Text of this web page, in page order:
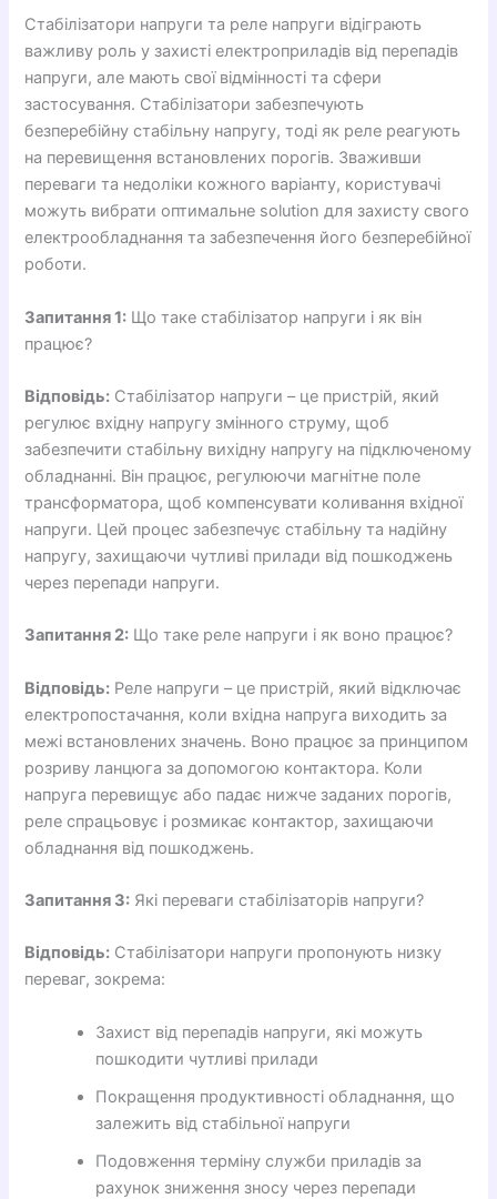
Стабілізатори напруги та реле напруги відіграють
важливу роль у захисті електроприладів від перепадів
напруги, але мають свої відмінності та сфери
застосування. Стабілізатори забезпечують
безперебійну стабільну напругу, тоді як реле реагують
на перевищення встановлених порогів. Зваживши
переваги та недоліки кожного варіанту, користувачі
можуть вибрати оптимальне solution для захисту свого
електрообладнання та забезпечення його безперебійної
роботи.
Запитання 1: Що таке стабілізатор напруги і як він
працює?
Відповідь: Стабілізатор напруги – це пристрій, який
регулює вхідну напругу змінного струму, щоб
забезпечити стабільну вихідну напругу на підключеному
обладнанні. Він працює, регулюючи магнітне поле
трансформатора, щоб компенсувати коливання вхідної
напруги. Цей процес забезпечує стабільну та надійну
напругу, захищаючи чутливі прилади від пошкоджень
через перепади напруги.
Запитання 2: Що таке реле напруги і як воно працює?
Відповідь: Реле напруги – це пристрій, який відключає
електропостачання, коли вхідна напруга виходить за
межі встановлених значень. Воно працює за принципом
розриву ланцюга за допомогою контактора. Коли
напруга перевищує або падає нижче заданих порогів,
реле спрацьовує і розмикає контактор, захищаючи
обладнання від пошкоджень.
Запитання 3: Які переваги стабілізаторів напруги?
Відповідь: Стабілізатори напруги пропонують низку
переваг, зокрема:
Захист від перепадів напруги, які можуть
пошкодити чутливі прилади
Покращення продуктивності обладнання, що
залежить від стабільної напруги
Подовження терміну служби приладів за
рахунок зниження зносу через перепади